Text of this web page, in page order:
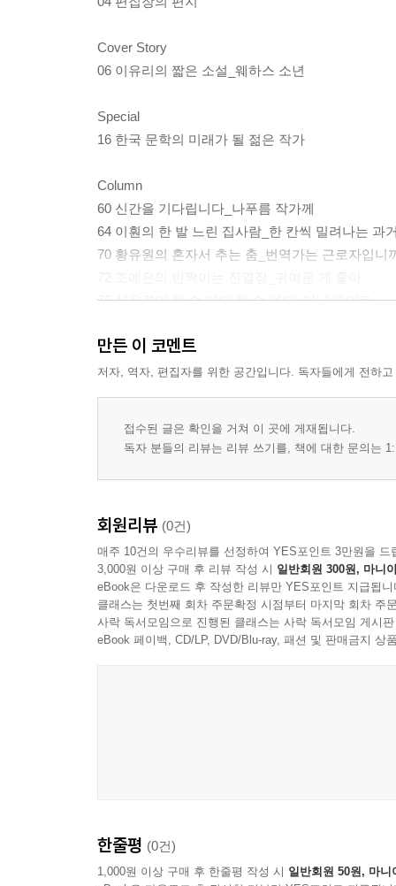
Cover Story
06 이유리의 짧은 소설_웨하스 소년
Special
16 한국 문학의 미래가 될 젊은 작가
Column
60 신간을 기다립니다_나푸름 작가께
64 이훤의 한 발 느린 집사람_한 칸씩 밀려나는 과
70 황유원의 혼자서 추는 춤_번역가는 근로자입니
76 심윤경의 할 수 있다 할 수 없다_터닝 포인트
84 김민해의 책 옷 입히기_책에 어울리는 옷을 만
92 2023 서울국제도서전
100 이달의 문화생활 <앨리스 북아트전>
104 근하의 칸으로 소개하기_어떤 사랑 이야기
만든 이 코멘트
저자, 역자, 편집자를 위한 공간입니다. 독자들에게 전하
접수된 글은 확인을 거쳐 이 곳에 게재됩니다.
독자 분들의 리뷰는 리뷰 쓰기를, 책에 대한 문의는
회원리뷰 (0건)
매주 10건의 우수리뷰를 선정하여 YES포인트 3만원을 드
3,000원 이상 구매 후 리뷰 작성 시 일반회원 300원, 마니
eBook은 다운로드 후 작성한 리뷰만 YES포인트 지급됩니
클래스는 첫번째 회차 주문확정 시점부터 마지막 회차 주
사락 독서모임으로 진행된 클래스는 사락 독서모임 게시
eBook 페이백, CD/LP, DVD/Blu-ray, 패션 및 판매금지 상
한줄평 (0건)
1,000원 이상 구매 후 한줄평 작성 시 일반회원 50원, 마니